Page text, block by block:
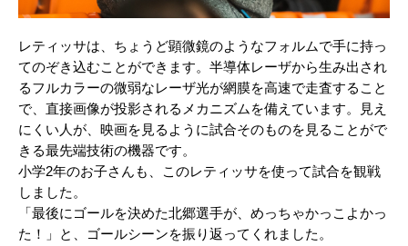
レティッサは、ちょうど顕微鏡のようなフォルムで手に持っ
てのぞき込むことができます。半導体レーザから生み出され
るフルカラーの微弱なレーザ光が網膜を高速で走査すること
で、直接画像が投影されるメカニズムを備えています。見え
にくい人が、映画を見るように試合そのものを見ることがで
きる最先端技術の機器です。
小学2年のお子さんも、このレティッサを使って試合を観戦
しました。
「最後にゴールを決めた北郷選手が、めっちゃかっこよかっ
た！」と、ゴールシーンを振り返ってくれました。